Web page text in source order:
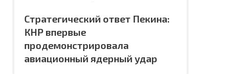
Стратегический ответ Пекина:
КНР впервые
продемонстрировала
авиационный ядерный удар